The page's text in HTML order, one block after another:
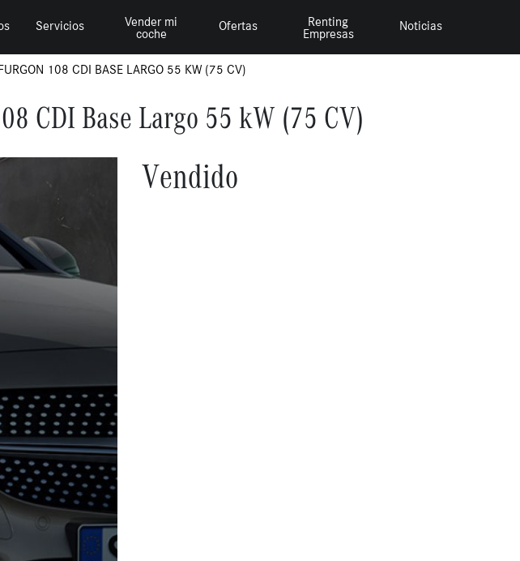
Servicios Vender mi
coche
Ofertas Renting
Empresas
Noticias
108 CDI BASE LARGO 55 KW (75 CV)
CDI Base Largo 55 kW (75 CV)
Vendido